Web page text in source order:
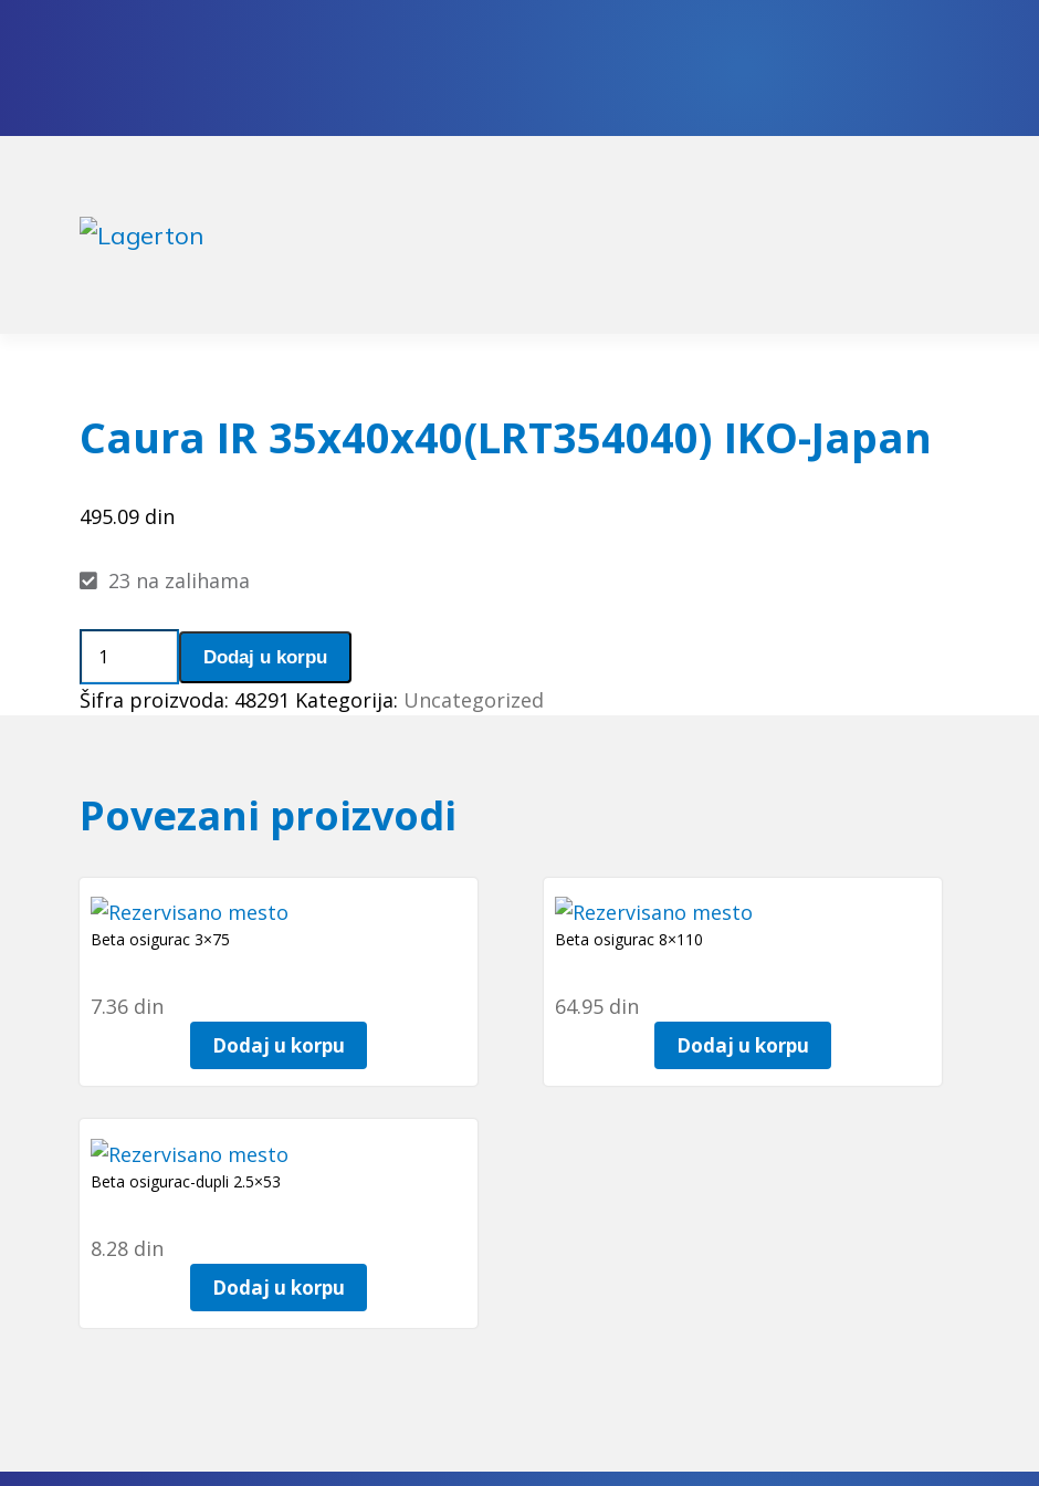
Caura IR 35x40x40(LRT354040) IKO-Japan
495.09 din
23 na zalihama
Caura
35x40x40(LRT354040)
količina
Dodaj u korpu
Šifra proizvoda: 48291 Kategorija: Uncategorized
Povezani proizvodi
Beta osigurac 3×75
7.36 din
Dodaj u korpu
Beta osigurac 8×110
64.95 din
Dodaj u korpu
Beta osigurac-dupli 2.5×53
8.28 din
Dodaj u korpu